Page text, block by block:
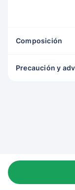
Composición
Precaución y